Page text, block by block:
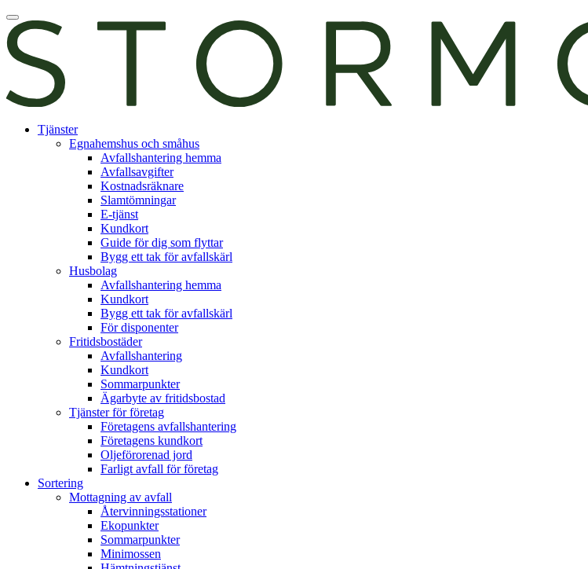
Skip
to
content
Öppna
huvudmeny
tjänst
Tjänster
Egnahemshus och småhus
Avfallshantering hemma
Avfallsavgifter
Kostnadsräknare
Slamtömningar
E-tjänst
Kundkort
Guide för dig som flyttar
Bygg ett tak för avfallskärl
Husbolag
Avfallshantering hemma
Kundkort
Bygg ett tak för avfallskärl
För disponenter
Fritidsbostäder
Avfallshantering
Kundkort
Sommarpunkter
Ägarbyte av fritidsbostad
Tjänster för företag
Företagens avfallshantering
Företagens kundkort
Oljeförorenad jord
Farligt avfall för företag
Sortering
Mottagning av avfall
Återvinningsstationer
Ekopunkter
Sommarpunkter
Minimossen